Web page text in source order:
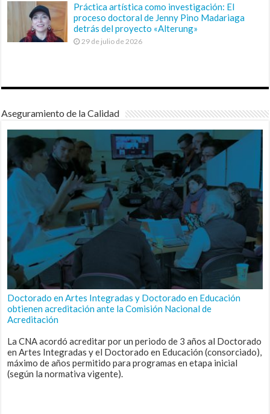
Práctica artística como investigación: El
proceso doctoral de Jenny Pino Madariaga
detrás del proyecto «Alterung»
29 de julio de 2026
Aseguramiento de la Calidad
Doctorado en Artes Integradas y Doctorado en Educación
obtienen acreditación ante la Comisión Nacional de
Acreditación
La CNA acordó acreditar por un periodo de 3 años al Doctorado
en Artes Integradas y el Doctorado en Educación (consorciado),
máximo de años permitido para programas en etapa inicial
(según la normativa vigente).